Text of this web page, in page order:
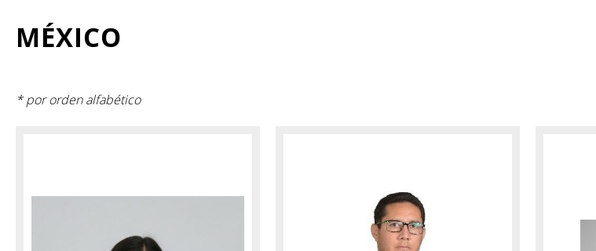
MÉXICO
* por orden alfabético